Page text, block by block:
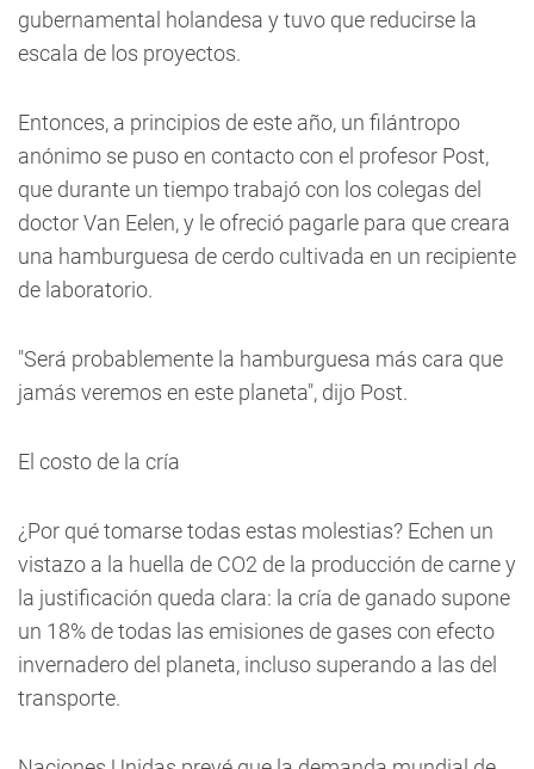
gubernamental holandesa y tuvo que reducirse la
escala de los proyectos.
Entonces, a principios de este año, un filántropo
anónimo se puso en contacto con el profesor Post,
que durante un tiempo trabajó con los colegas del
doctor Van Eelen, y le ofreció pagarle para que creara
una hamburguesa de cerdo cultivada en un recipiente
de laboratorio.
"Será probablemente la hamburguesa más cara que
jamás veremos en este planeta", dijo Post.
El costo de la cría
¿Por qué tomarse todas estas molestias? Echen un
vistazo a la huella de CO2 de la producción de carne y
la justificación queda clara: la cría de ganado supone
un 18% de todas las emisiones de gases con efecto
invernadero del planeta, incluso superando a las del
transporte.